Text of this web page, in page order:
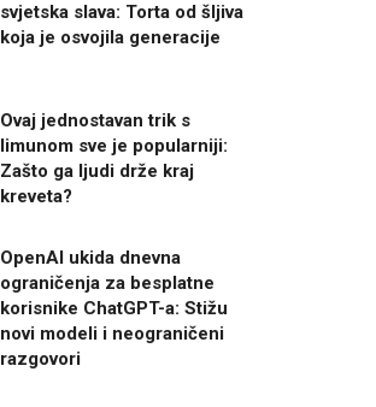
svjetska slava: Torta od šljiva
koja je osvojila generacije
Ovaj jednostavan trik s
limunom sve je popularniji:
Zašto ga ljudi drže kraj
kreveta?
OpenAI ukida dnevna
ograničenja za besplatne
korisnike ChatGPT-a: Stižu
novi modeli i neograničeni
razgovori